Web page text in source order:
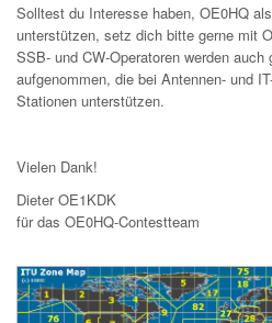
Solltest du Interesse haben, OE0HQ
unterstützen, setz dich bitte gerne mit
SSB- und CW-Operatoren werden auch
aufgenommen, die bei Antennen- und
Stationen unterstützen.
Vielen Dank!
Dieter OE1KDK
für das OE0HQ-Contestteam